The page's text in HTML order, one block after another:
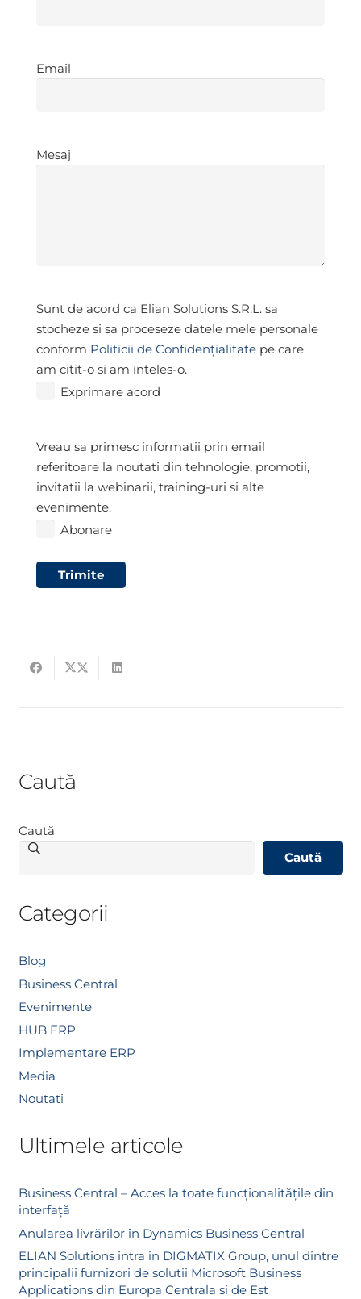
Email
Email
Mesaj
Mesaj
Exprimare
acord*
Sunt de acord ca Elian Solutions S.R.L. sa
stocheze si sa proceseze datele mele personale
conform Politicii de Confidențialitate pe care
am citit-o si am inteles-o.
Exprimare acord
Abonare
Vreau sa primesc informatii prin email
referitoare la noutati din tehnologie, promotii,
invitatii la webinarii, training-uri si alte
evenimente.
Abonare
Trimite
Caută
Caută
Caută
Categorii
Blog
Business Central
Evenimente
HUB ERP
Implementare ERP
Media
Noutati
Ultimele articole
Business Central – Acces la toate funcționalitățile din
interfață
Anularea livrărilor în Dynamics Business Central
ELIAN Solutions intra in DIGMATIX Group, unul dintre
principalii furnizori de solutii Microsoft Business
Applications din Europa Centrala si de Est